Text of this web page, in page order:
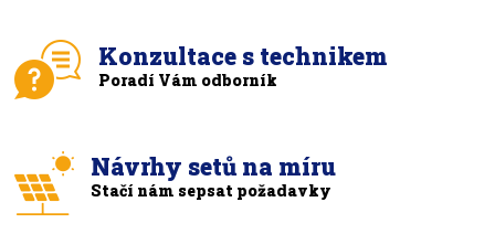
Konzultace s technikem
Poradí Vám odborník
Návrhy setů na míru
Stačí nám sepsat požadavky